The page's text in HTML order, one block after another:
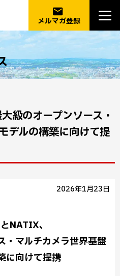
email
メルマガ登録
級のオープンソース・
デルの構築に向けて提
2026年1月23日
NATIX、
・マルチカメラ世界基盤
に向けて提携